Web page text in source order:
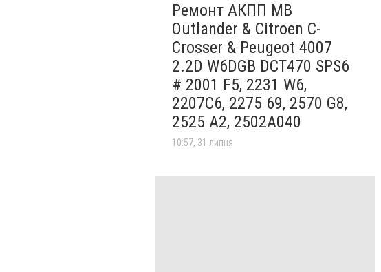
Ремонт АКПП MB
Outlander & Citroen C-
Crosser & Peugeot 4007
2.2D W6DGB DCT470 SPS6
# 2001 F5, 2231 W6,
2207C6, 2275 69, 2570 G8,
2525 A2, 2502A040
10:57, 31 липня